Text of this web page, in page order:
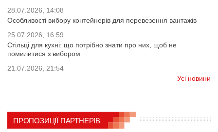
28.07.2026, 14:08
Особливості вибору контейнерів для перевезення вантажів
25.07.2026, 16:59
Стільці для кухні: що потрібно знати про них, щоб не
помилитися з вибором
21.07.2026, 21:54
Усі новини
ПРОПОЗИЦІЇ ПАРТНЕРІВ